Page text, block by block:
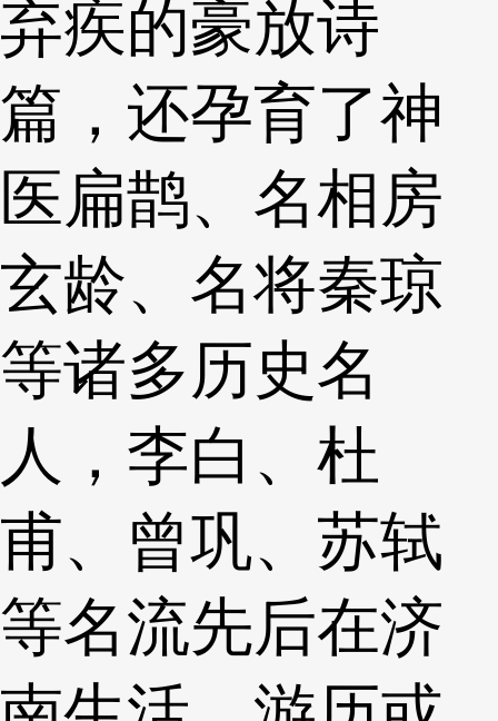
弃疾的豪放诗
篇，还孕育了神
医扁鹊、名相房
玄龄、名将秦琼
等诸多历史名
人，李白、杜
甫、曾巩、苏轼
等名流先后在济